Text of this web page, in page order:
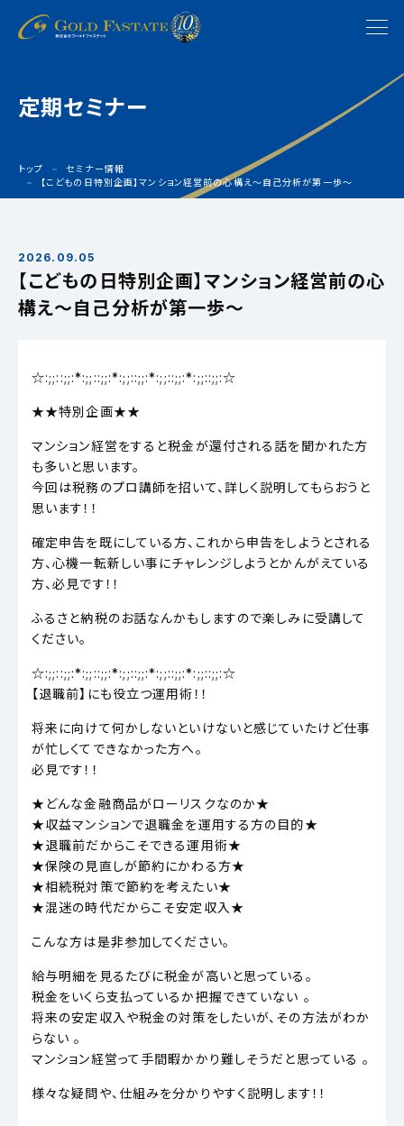
定期セミナー
トップ
セミナー情報
【こどもの日特別企画】マンション経営前の心構え〜自己分析が第一歩〜
2026.09.05
【こどもの日特別企画】マンション経営前の心
構え〜自己分析が第一歩〜
☆:;;::;;:*:;;::;;:*:;;::;;:*:;;::;;:*:;;::;;:☆
★★特別企画★★
マンション経営をすると税金が還付される話を聞かれた方
も多いと思います。
今回は税務のプロ講師を招いて、詳しく説明してもらおうと
思います！！
確定申告を既にしている方、これから申告をしようとされる
方、心機一転新しい事にチャレンジしようとかんがえている
方、必見です！！
ふるさと納税のお話なんかもしますので楽しみに受講して
ください。
☆:;;::;;:*:;;::;;:*:;;::;;:*:;;::;;:*:;;::;;:☆
【退職前】にも役立つ運用術！！
将来に向けて何かしないといけないと感じていたけど仕事
が忙しくてできなかった方へ。
必見です！！
★どんな金融商品がローリスクなのか★
★収益マンションで退職金を運用する方の目的★
★退職前だからこそできる運用術★
★保険の見直しが節約にかわる方★
★相続税対策で節約を考えたい★
★混迷の時代だからこそ安定収入★
こんな方は是非参加してください。
給与明細を見るたびに税金が高いと思っている。
税金をいくら支払っているか把握できていない 。
将来の安定収入や税金の対策をしたいが、その方法がわか
らない 。
マンション経営って手間暇かかり難しそうだと思っている 。
様々な疑問や、仕組みを分かりやすく説明します！！